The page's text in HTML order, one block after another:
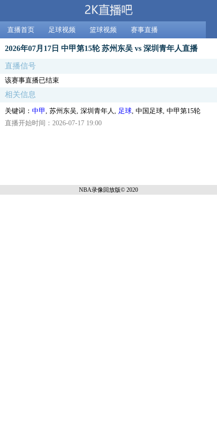
直播首页 足球视频 篮球视频 赛事直播
2026年07月17日 中甲第15轮 苏州东吴 vs 深圳青年人直播
直播信号
该赛事直播已结束
相关信息
关键词： 中甲 , 苏州东吴, 深圳青年人, 足球 , 中国足球, 中甲第15轮
直播开始时间：2026-07-17 19:00
NBA录像回放版© 2020